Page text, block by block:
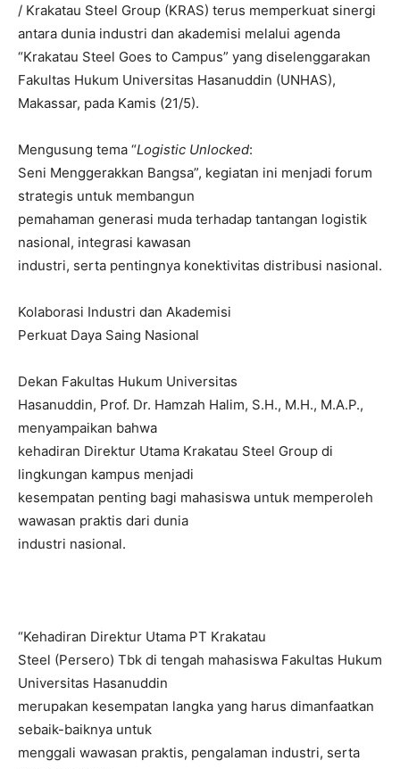
/ Krakatau Steel Group (KRAS) terus memperkuat sinergi
antara dunia industri dan akademisi melalui agenda
“Krakatau Steel Goes to Campus” yang diselenggarakan
Fakultas Hukum Universitas Hasanuddin (UNHAS),
Makassar, pada Kamis (21/5).
Mengusung tema “Logistic Unlocked:
Seni Menggerakkan Bangsa”, kegiatan ini menjadi forum
strategis untuk membangun
pemahaman generasi muda terhadap tantangan logistik
nasional, integrasi kawasan
industri, serta pentingnya konektivitas distribusi nasional.
Kolaborasi Industri dan Akademisi
Perkuat Daya Saing Nasional
Dekan Fakultas Hukum Universitas
Hasanuddin, Prof. Dr. Hamzah Halim, S.H., M.H., M.A.P.,
menyampaikan bahwa
kehadiran Direktur Utama Krakatau Steel Group di
lingkungan kampus menjadi
kesempatan penting bagi mahasiswa untuk memperoleh
wawasan praktis dari dunia
industri nasional.
“Kehadiran Direktur Utama PT Krakatau
Steel (Persero) Tbk di tengah mahasiswa Fakultas Hukum
Universitas Hasanuddin
merupakan kesempatan langka yang harus dimanfaatkan
sebaik-baiknya untuk
menggali wawasan praktis, pengalaman industri, serta